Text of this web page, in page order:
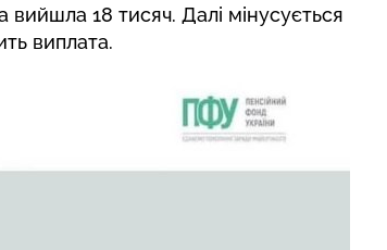
вийшла 18 тисяч. Далі мінусується
виплата.